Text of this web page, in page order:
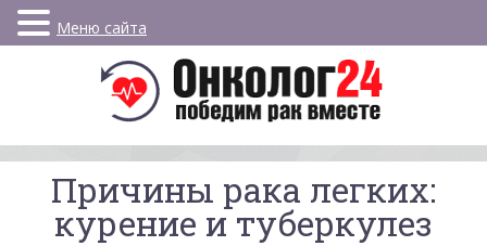
Причины рака легких:
курение и туберкулез
Меню сайта